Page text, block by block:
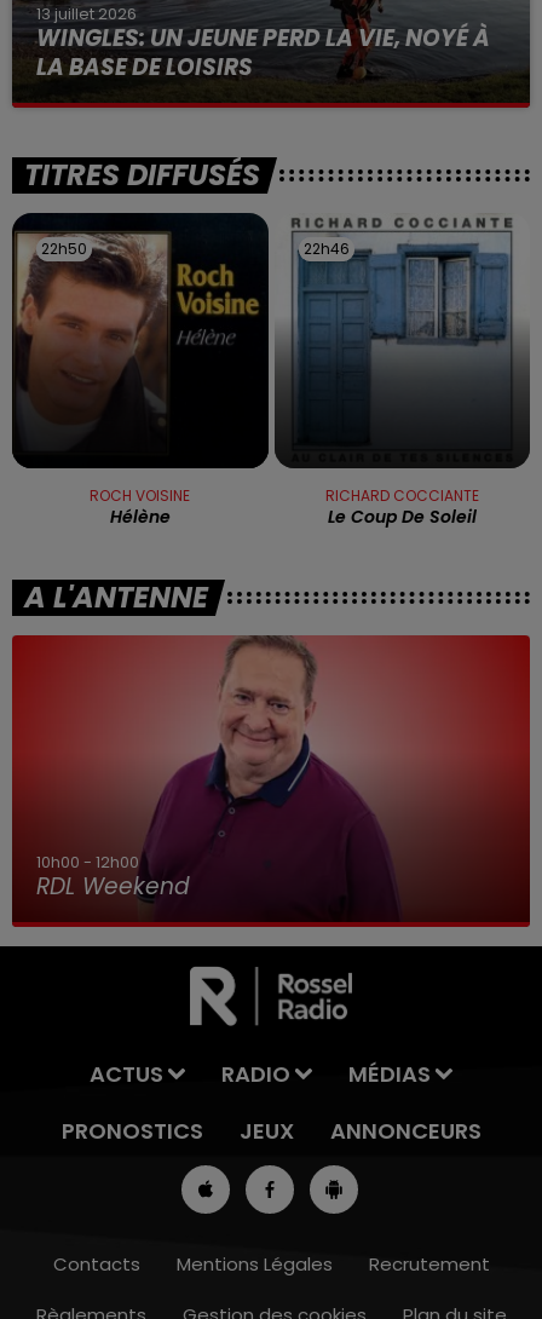
13 juillet 2026
WINGLES: UN JEUNE PERD LA VIE, NOYÉ À
LA BASE DE LOISIRS
La victime a coulé à pic
TITRES DIFFUSÉS
22h50
22h50
ROCH VOISINE
Hélène
22h46
22h46
RICHARD COCCIANTE
Le Coup De Soleil
A L'ANTENNE
10h00 - 12h00
RDL Weekend
ACTUS RADIO
MÉDIAS
PRONOSTICS
JEUX ANNONCEURS
Contacts Mentions Légales
Recrutement